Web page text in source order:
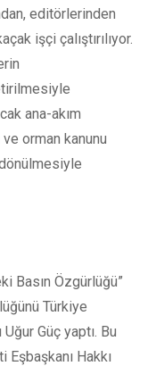
editörlerinden
işçi çalıştırılıyor.
ana-akım
ve orman kanunu
Basın Özgürlüğü”
Türkiye
Güç yaptı. Bu
Hakkı